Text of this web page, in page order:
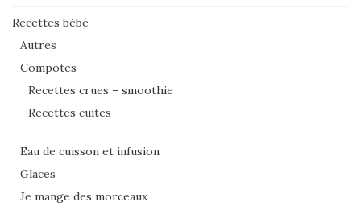
Recettes bébé
Autres
Compotes
Recettes crues – smoothie
Recettes cuites
Eau de cuisson et infusion
Glaces
Je mange des morceaux